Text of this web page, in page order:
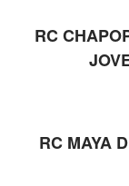
RC
RC MAYA